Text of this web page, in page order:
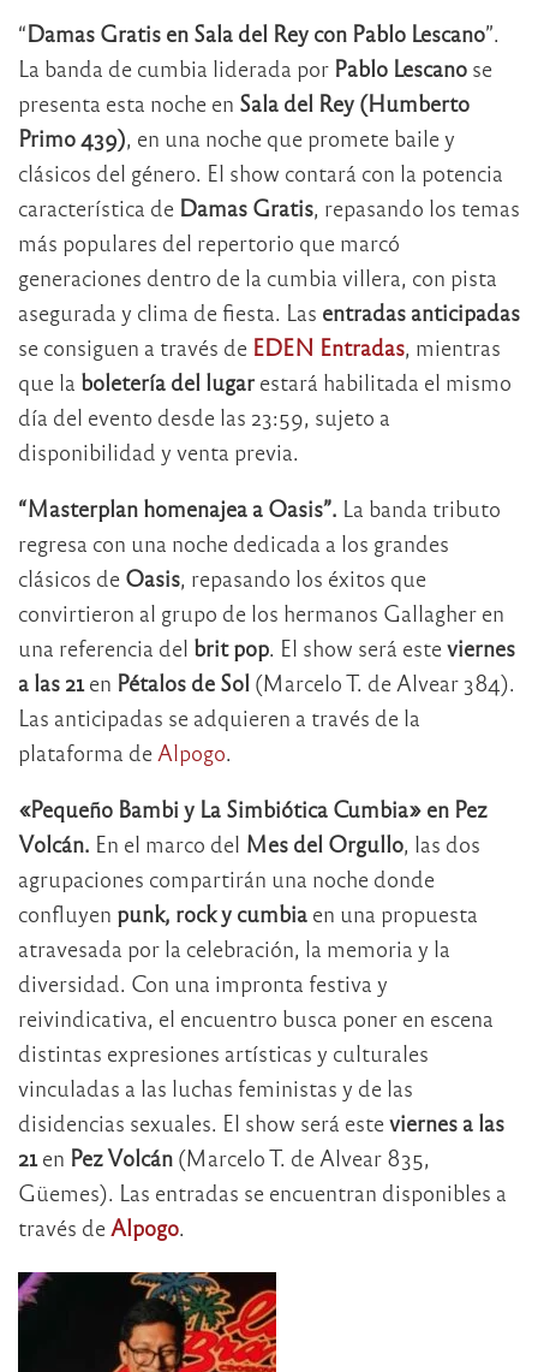
“Damas Gratis en Sala del Rey con Pablo Lescano”.
La banda de cumbia liderada por Pablo Lescano se
presenta esta noche en Sala del Rey (Humberto
Primo 439), en una noche que promete baile y
clásicos del género. El show contará con la potencia
característica de Damas Gratis, repasando los temas
más populares del repertorio que marcó
generaciones dentro de la cumbia villera, con pista
asegurada y clima de fiesta. Las entradas anticipadas
se consiguen a través de EDEN Entradas, mientras
que la boletería del lugar estará habilitada el mismo
día del evento desde las 23:59, sujeto a
disponibilidad y venta previa.
“Masterplan homenajea a Oasis”. La banda tributo
regresa con una noche dedicada a los grandes
clásicos de Oasis, repasando los éxitos que
convirtieron al grupo de los hermanos Gallagher en
una referencia del brit pop. El show será esteviernes
a las 21en Pétalos de Sol (Marcelo T. de Alvear 384).
Las anticipadas se adquieren a través de la
plataforma de Alpogo.
«Pequeño Bambi y La Simbiótica Cumbia» en Pez
Volcán. En el marco del Mes del Orgullo, las dos
agrupaciones compartirán una noche donde
confluyen punk, rock y cumbia en una propuesta
atravesada por la celebración, la memoria y la
diversidad. Con una impronta festiva y
reivindicativa, el encuentro busca poner en escena
distintas expresiones artísticas y culturales
vinculadas a las luchas feministas y de las
disidencias sexuales. El show será esteviernes a las
21en Pez Volcán (Marcelo T. de Alvear 835,
Güemes). Las entradas se encuentran disponibles a
través de Alpogo.